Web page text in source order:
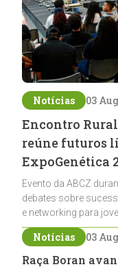
Notícias 03
Encontro
reúne futuros
ExpoGenética
Evento da ABCZ
debates sobre
e networking para
Notícias 03
Raça Boran